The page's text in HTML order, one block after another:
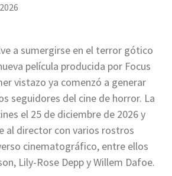
a sumergirse en el terror gótico
película producida por Focus
vistazo ya comenzó a generar
seguidores del cine de horror. La
el 25 de diciembre de 2026 y
al director con varios rostros
cinematográfico, entre ellos
Lily-Rose Depp y Willem Dafoe.